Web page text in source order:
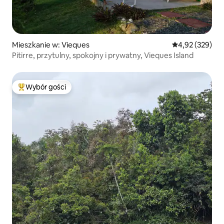
Mieszkanie w: Vieques Średnia
4,92 (329)
Pitirre, przytulny, spokojny i prywatny, Vieques Island
Najpopularniejsze z kategorii Wybór gości
Wybór gości